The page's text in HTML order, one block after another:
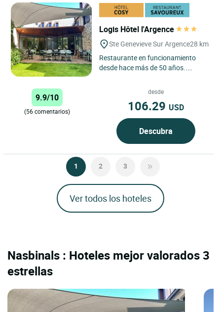
Logis Hôtel l'Argence
Ste Genevieve Sur Argence28 km
Restaurante en funcionamiento
desde hace más de 50 años.
9.9/10
(56 comentarios)
desde
106.29 USD
Descubra
1 2 3
Ver todos los hoteles
Nasbinals : Hoteles mejor valorados 3
estrellas